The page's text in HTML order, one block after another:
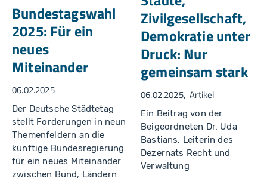
Bundestagswahl
2025: Für ein
neues
Miteinander
06.02.2025
Der Deutsche Städtetag
stellt Forderungen in neun
Themenfeldern an die
künftige Bundesregierung
für ein neues Miteinander
zwischen Bund, Ländern
Zivilgesellschaft,
Demokratie unter
Druck: Nur
gemeinsam stark
06.02.2025 Artikel
Ein Beitrag von der
Beigeordneten Dr. Uda
Bastians, Leiterin des
Dezernats Recht und
Verwaltung